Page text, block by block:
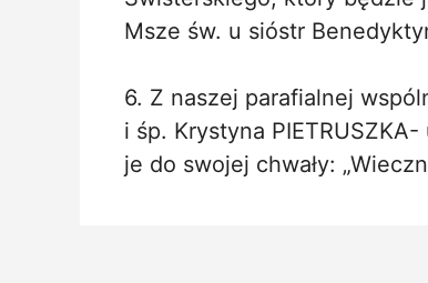
Msze św. u sióstr
6. Z naszej parafialnej
i śp. Krystyna
je do swojej chwały: